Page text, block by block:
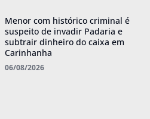
Menor com histórico criminal é
suspeito de invadir Padaria e
subtrair dinheiro do caixa em
Carinhanha
06/08/2026